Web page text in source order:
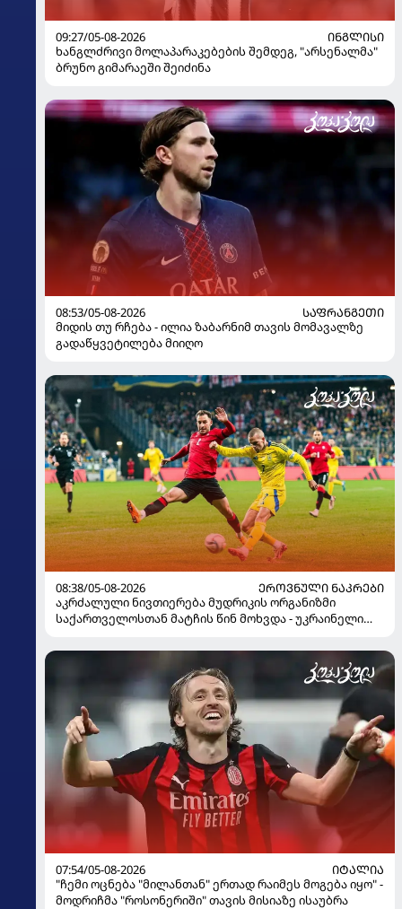
09:27/05-08-2026
ᲘᲜᲒᲚᲘᲡᲘ
ხანგლძრივი მოლაპარაკებების შემდეგ, "არსენალმა"
ბრუნო გიმარაეში შეიძინა
08:53/05-08-2026
ᲡᲐᲤᲠᲐᲜᲒᲔᲗᲘ
მიდის თუ რჩება - ილია ზაბარნიმ თავის მომავალზე
გადაწყვეტილება მიიღო
08:38/05-08-2026
ᲔᲠᲝᲕᲜᲣᲚᲘ ᲜᲐᲙᲠᲔᲑᲘ
აკრძალული ნივთიერება მუდრიკის ორგანიზმი
საქართველოსთან მატჩის წინ მოხვდა - უკრაინელი
ინფორმაციას ავრცელებს
07:54/05-08-2026
ᲘᲢᲐᲚᲘᲐ
"ჩემი ოცნება "მილანთან" ერთად რაიმეს მოგება იყო" -
მოდრიჩმა "როსონერიში" თავის მისიაზე ისაუბრა